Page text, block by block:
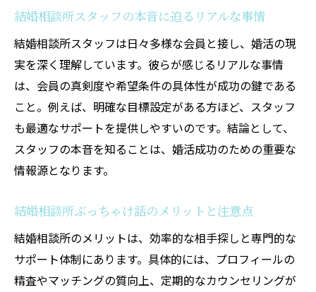
態
自分に合う結婚相談所の見極め方
結婚相談所のメリットを生かす選び方のコ
ツ
結婚相談所に入るべきか考えるポイント解
説
結婚相談所で頭おかしい人と感じたときの
結婚相談所スタッフの対応力を見極める方
法
結婚相談所ろくな女がいないと言われる理
由
結婚相談所スタッフの本音に迫るリアルな事情
結婚相談所スタッフは日々多様な会員と接し、婚活の現
実を深く理解しています。彼らが感じるリアルな事情
は、会員の真剣度や希望条件の具体性が成功の鍵である
こと。例えば、明確な目標設定がある方ほど、スタッフ
も最適なサポートを提供しやすいのです。結論として、
スタッフの本音を知ることは、婚活成功のための重要な
情報源となります。
結婚相談所ぶっちゃけ話のメリットと注意点
結婚相談所のメリットは、効率的な相手探しと専門的な
サポート体制にあります。具体的には、プロフィールの
精査やマッチングの質向上、定期的なカウンセリングが